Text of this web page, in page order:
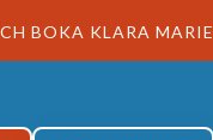
BOKA KLARA MARIE